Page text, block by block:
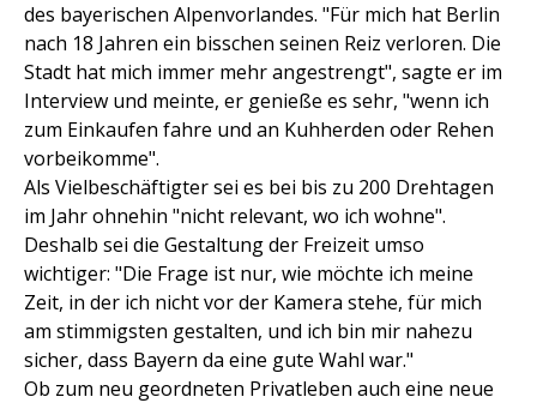
des bayerischen Alpenvorlandes. "Für mich hat Berlin
nach 18 Jahren ein bisschen seinen Reiz verloren. Die
Stadt hat mich immer mehr angestrengt", sagte er im
Interview und meinte, er genieße es sehr, "wenn ich
zum Einkaufen fahre und an Kuhherden oder Rehen
vorbeikomme".
Als Vielbeschäftigter sei es bei bis zu 200 Drehtagen
im Jahr ohnehin "nicht relevant, wo ich wohne".
Deshalb sei die Gestaltung der Freizeit umso
wichtiger: "Die Frage ist nur, wie möchte ich meine
Zeit, in der ich nicht vor der Kamera stehe, für mich
am stimmigsten gestalten, und ich bin mir nahezu
sicher, dass Bayern da eine gute Wahl war."
Ob zum neu geordneten Privatleben auch eine neue